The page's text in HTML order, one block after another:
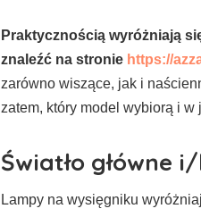
Praktycznością wyróżniają
znaleźć na stronie https://
zarówno wiszące, jak i
zatem, który model wybiorą i
Światło główne
Lampy na wysięgniku